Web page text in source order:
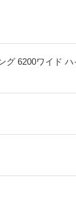
グ 6200ワイド